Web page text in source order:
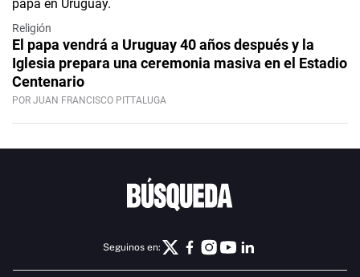
Religión
El papa vendrá a Uruguay 40 años después y la
Iglesia prepara una ceremonia masiva en el Estadio
Centenario
POR JUAN FRANCISCO PITTALUGA
Seguinos en: